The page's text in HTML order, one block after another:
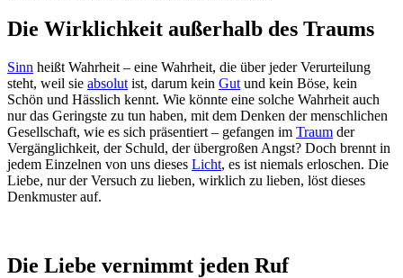
Die Wirklichkeit außerhalb des Traums
Sinn heißt Wahrheit – eine Wahrheit, die über jeder Verurteilung
steht, weil sie absolut ist, darum kein Gut und kein Böse, kein
Schön und Hässlich kennt. Wie könnte eine solche Wahrheit auch
nur das Geringste zu tun haben, mit dem Denken der menschlichen
Gesellschaft, wie es sich präsentiert – gefangen im Traum der
Vergänglichkeit, der Schuld, der übergroßen Angst? Doch brennt in
jedem Einzelnen von uns dieses Licht, es ist niemals erloschen. Die
Liebe, nur der Versuch zu lieben, wirklich zu lieben, löst dieses
Denkmuster auf.
Die Liebe vernimmt jeden Ruf